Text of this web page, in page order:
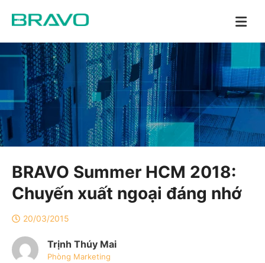
BRAVO Summer HCM 2018:
Chuyến xuất ngoại đáng nhớ
20/03/2015
Trịnh Thúy Mai
Phòng Marketing